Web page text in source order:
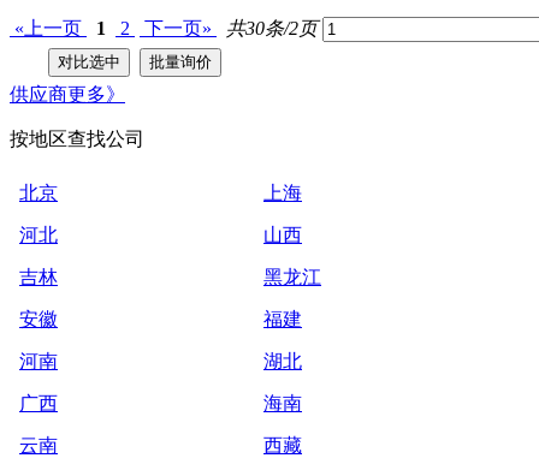
«上一页 1 2 下一页» 共30条/2页
供应商更多》
按地区查找公司
北京 上海
河北 山西
吉林 黑龙江
安徽 福建
河南 湖北
广西 海南
云南 西藏